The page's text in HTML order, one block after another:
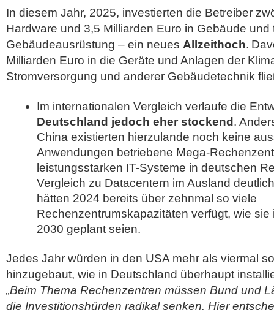
In diesem Jahr, 2025, investierten die Betreiber
Hardware und 3,5 Milliarden Euro in Gebäude und
Gebäudeausrüstung – ein neues Allzeithoch.
Milliarden Euro in die Geräte und Anlagen der
Stromversorgung und anderer Gebäudetechnik
Im internationalen Vergleich verlaufe die
Deutschland jedoch eher stockend .
China existierten hierzulande noch keine
Anwendungen betriebene Mega-
leistungsstarken IT-Systeme in deutschen
Vergleich zu Datacentern im Ausland
hätten 2024 bereits über zehnmal so viele
Rechenzentrumskapazitäten verfügt, wie
2030 geplant seien.
Jedes Jahr würden in den USA mehr als viermal
hinzugebaut, wie in Deutschland überhaupt
„Beim Thema Rechenzentren müssen Bund und
die Investitionshürden radikal senken. Hier